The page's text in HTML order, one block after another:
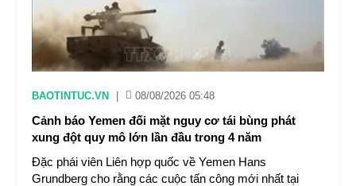
BAOTINTUC.VN 08/08/2026 05:48
Cảnh báo Yemen đối mặt nguy cơ tái bùng phát
xung đột quy mô lớn lần đầu trong 4 năm
Đặc phái viên Liên hợp quốc về Yemen Hans
Grundberg cho rằng các cuộc tấn công mới nhất tại